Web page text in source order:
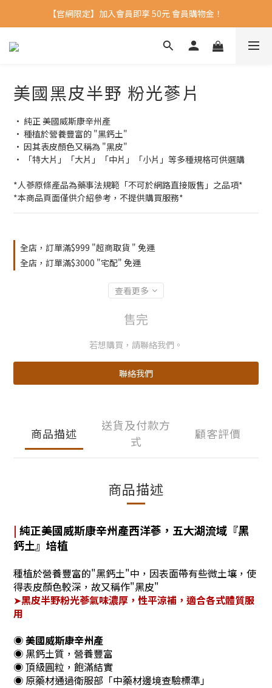
【官網限定】加入會員即享 50元 會員購物金！
美國黑皮半野 粉光蔘片
• 純正 美國威斯康辛州產
• 種植於營養豐富的 "黑鈣土"
• 因其表皮顏色又稱為 "黑皮"
• 「特大片」「大片」「中片」「小片」等多種規格可供選購
*人蔘原條產品為藥事法規範「不可於網路直接販售」之品項*
*本商品頁面僅供介紹參考，不提供購買服務*
全店，訂單滿$999 "超商取貨 " 免運
全店，訂單滿$3000 "宅配" 免運
查看更多
售完
若想購買，請聯絡我們。
聯絡我們
商品描述
送貨及付款方
式
顧客評價
商品描述
| 純正美國威斯康辛州產西洋蔘，五大湖流域『黑
鈣土』培植
種植於營養豐富的"黑鈣土"中，因表面帶有些微土壤，使
得表皮顏色較深，故又稱作"黑皮"
➤黑皮半野粉光蔘氣味濃厚，性平涼補，適合各式體質服
用
◉美國威斯康辛州產
◉ 黑鈣土質，營養豐富
◉ 頂級圓粒，飽滿結實
◉ 原藥材通過衛服部「中藥材邊境查驗標準」